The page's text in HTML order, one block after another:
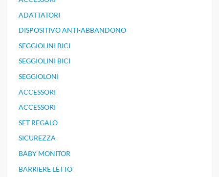
ADATTATORI
DISPOSITIVO ANTI-ABBANDONO
SEGGIOLINI BICI
SEGGIOLINI BICI
SEGGIOLONI
ACCESSORI
ACCESSORI
SET REGALO
SICUREZZA
BABY MONITOR
BARRIERE LETTO